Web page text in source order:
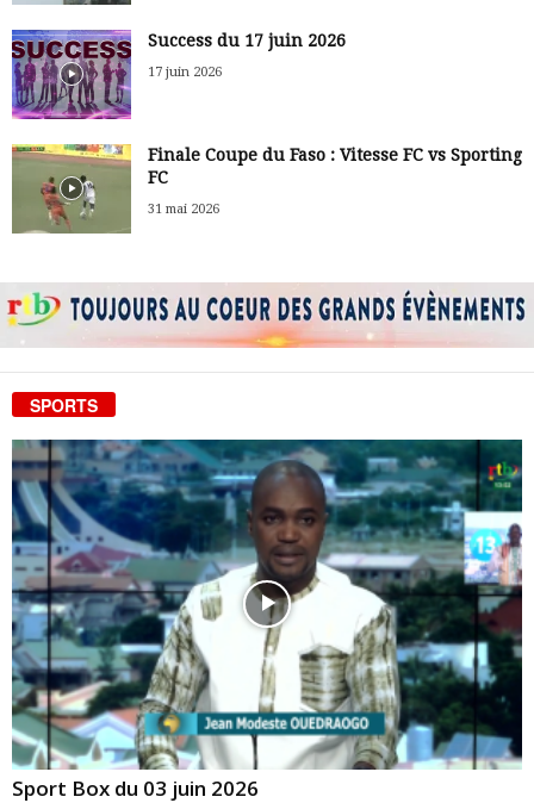
Success du 17 juin 2026
17 juin 2026
Finale Coupe du Faso : Vitesse FC vs Sporting
FC
31 mai 2026
SPORTS
Sport Box du 03 juin 2026